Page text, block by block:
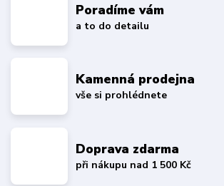
Poradíme vám
a to do detailu
Kamenná prodejna
vše si prohlédnete
Doprava zdarma
při nákupu nad 1 500 Kč